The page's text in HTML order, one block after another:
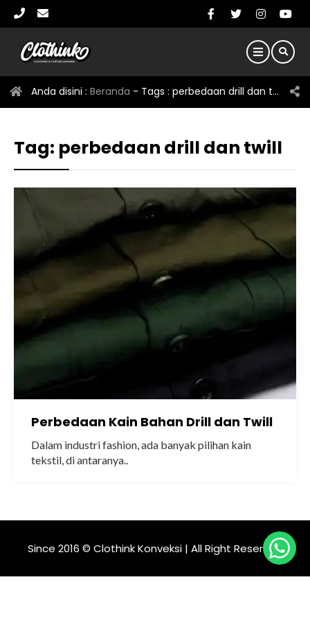
Anda disini : Beranda - Tags : perbedaan drill dan twill
Tag: perbedaan drill dan twill
Perbedaan Kain Bahan Drill dan Twill
Dalam industri fashion, ada banyak pilihan kain
tekstil, di antaranya..
Since 2016 © Clothink Konveksi | All Right Reserved